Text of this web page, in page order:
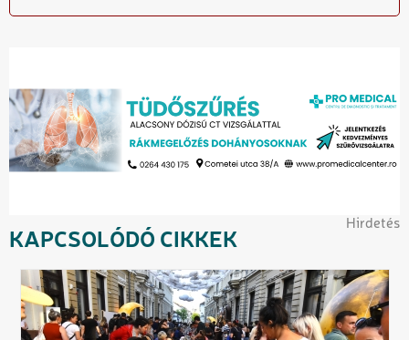
Hirdetés
KAPCSOLÓDÓ CIKKEK